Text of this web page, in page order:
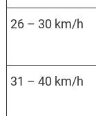
26 – 30 km/h
31 – 40 km/h